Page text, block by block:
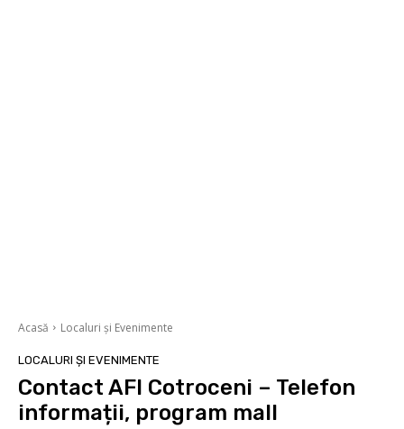
Acasă Localuri și Evenimente
LOCALURI ȘI EVENIMENTE
Contact AFI Cotroceni – Telefon
informații, program mall